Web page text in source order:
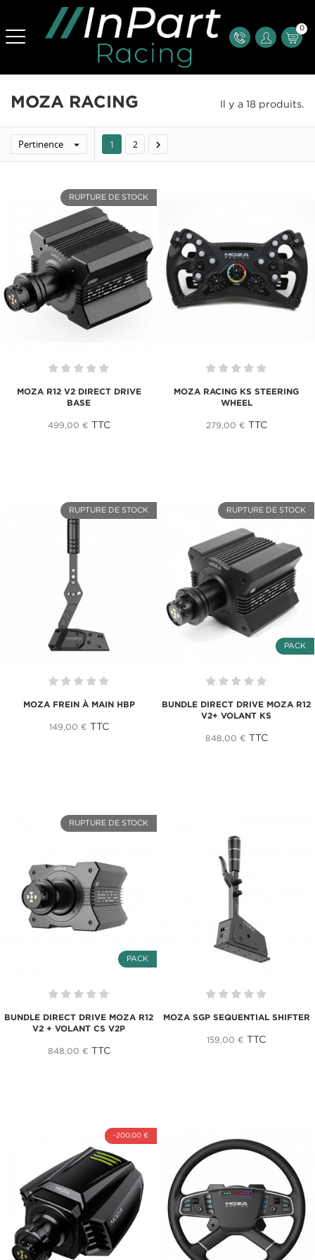
0
MOZA RACING Il y a 18 produits.
Pertinence  1 2 
RUPTURE DE STOCK
MOZA R12 V2 DIRECT DRIVE
BASE
499,00 € TTC
MOZA RACING KS STEERING
WHEEL
279,00 € TTC
RUPTURE DE STOCK
MOZA FREIN À MAIN HBP
149,00 € TTC
PACK
RUPTURE DE STOCK
BUNDLE DIRECT DRIVE MOZA R12
V2+ VOLANT KS
848,00 € TTC
PACK
RUPTURE DE STOCK
BUNDLE DIRECT DRIVE MOZA R12
V2 + VOLANT CS V2P
848,00 € TTC
MOZA SGP SEQUENTIAL SHIFTER
159,00 € TTC
-200,00 €